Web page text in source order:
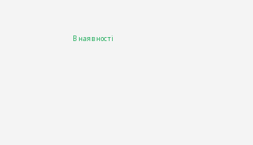
В наявності